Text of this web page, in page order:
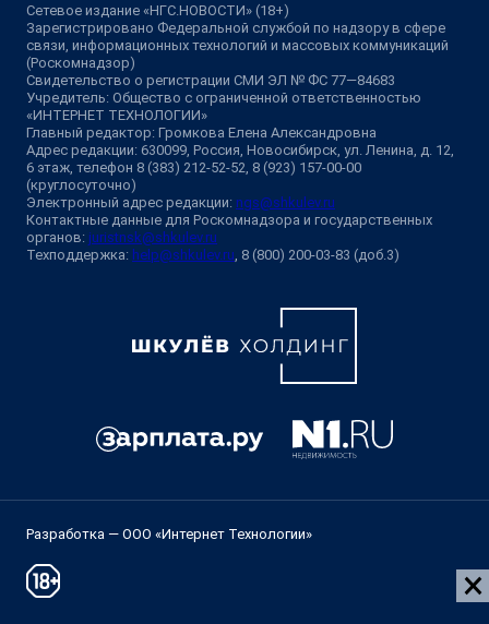
Сетевое издание «НГС.НОВОСТИ» (18+)
Зарегистрировано Федеральной службой по надзору в сфере
связи, информационных технологий и массовых коммуникаций
(Роскомнадзор)
Свидетельство о регистрации СМИ ЭЛ № ФС 77—84683
Учредитель: Общество с ограниченной ответственностью
«ИНТЕРНЕТ ТЕХНОЛОГИИ»
Главный редактор: Громкова Елена Александровна
Адрес редакции: 630099, Россия, Новосибирск, ул. Ленина, д. 12,
6 этаж, телефон 8 (383) 212-52-52, 8 (923) 157-00-00
(круглосуточно)
Электронный адрес редакции: ngs@shkulev.ru
Контактные данные для Роскомнадзора и государственных
органов: juristnsk@shkulev.ru
Техподдержка: help@shkulev.ru , 8 (800) 200-03-83 (доб.3)
Разработка — ООО «Интернет Технологии»